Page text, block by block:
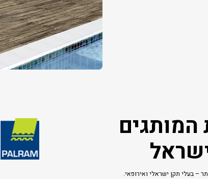
– בעלי תקן ישראלי ואירופאי.